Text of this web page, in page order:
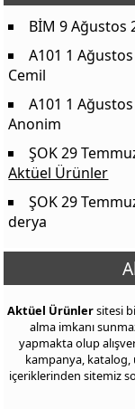
BİM 9 Ağustos
A101 1
Cemil
A101 1
Anonim
ŞOK 29
Aktüel Ürünler
ŞOK 29
derya
Aktüel Ürünlersitesi
alma imkanı
yapmakta olup
kampanya, katalog,
içeriklerinden sitemiz